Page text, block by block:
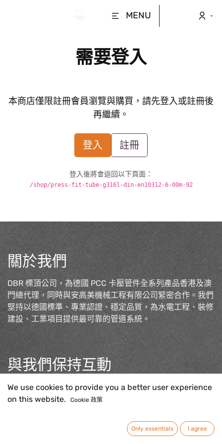
MENU
需要登入
本商店僅限註冊會員瀏覽與購買，請先登入或註冊後
再繼續。
登入 註冊
登入後將會返回以下頁面：
/shop/press-fit-tube-g316l-din-en10312-6-00m-92
關於我們
DBR 標頂公司，為德國 PCC 卡壓管件全系列產品香港及澳
門總代理，同時與安高美機械工程有限公司緊密合作。我們
堅持以德國標準、專業認證、穩定品質，為水電工程、裝修
建設、工業項目提供最可靠的管道系統。
與我們保持互動
聯絡我們
sales@pcc-press.com.h
We use cookies to provide you a better user experience
on this website.
Cookie 政策
Only essentials I agree